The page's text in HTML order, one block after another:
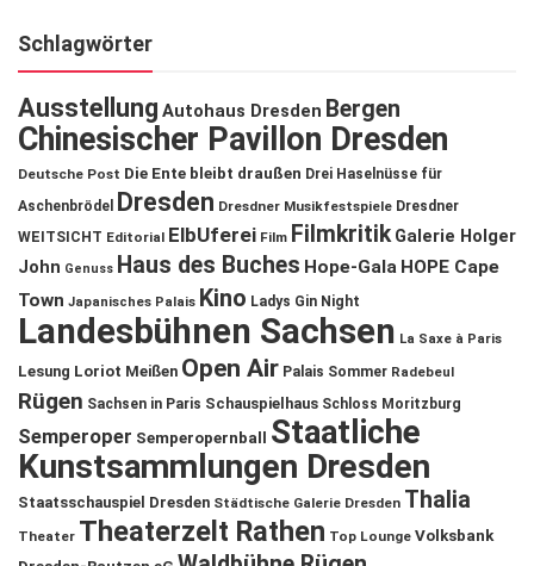
Schlagwörter
Ausstellung Autohaus Dresden Bergen
Chinesischer Pavillon Dresden
Deutsche Post Die Ente bleibt draußen Drei Haselnüsse für
Aschenbrödel
Dresden Dresdner Musikfestspiele Dresdner
WEITSICHT Editorial ElbUferei Film Filmkritik Galerie Holger
John Genuss Haus des Buches Hope-Gala HOPE Cape
Town Japanisches Palais Kino Ladys Gin Night
Landesbühnen Sachsen La Saxe à Paris
Lesung Loriot Meißen Open Air Palais Sommer Radebeul
Rügen Sachsen in Paris Schauspielhaus Schloss Moritzburg
Semperoper Semperopernball
Staatliche
Kunstsammlungen Dresden
Staatsschauspiel Dresden Städtische Galerie Dresden Thalia
Theater Theaterzelt Rathen Top Lounge Volksbank